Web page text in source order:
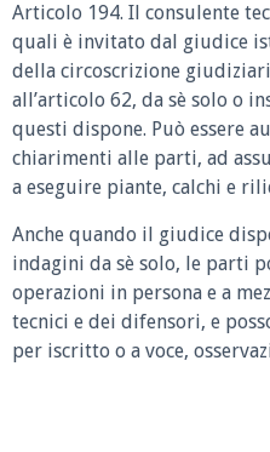
Articolo 194. Il consulente
quali è invitato dal giudice
della circoscrizione
all’articolo 62, da sè solo o
questi dispone. Può essere
chiarimenti alle parti, ad
a eseguire piante, calchi e
Anche quando il giudice
indagini da sè solo, le parti
operazioni in persona e a
tecnici e dei difensori, e
per iscritto o a voce,